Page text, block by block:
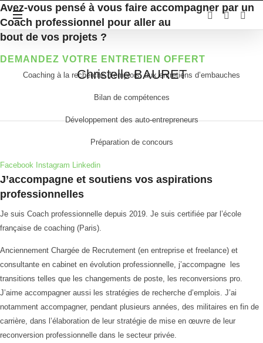
Christelle
Christelle BAURET
Avez-vous pensé à vous faire accompagner par un
Coach professionnel pour aller au
bout de vos projets ?
DEMANDEZ VOTRE ENTRETIEN OFFERT
Coaching à la recherche d’emplois, aux entretiens d’embauches
Bilan de compétences
Développement des auto-entrepreneurs
Préparation de concours
Facebook Instagram Linkedin
J’accompagne et soutiens vos aspirations
professionnelles
Je suis Coach professionnelle depuis 2019. Je suis certifiée par l’école
française de coaching (Paris).
Anciennement Chargée de Recrutement (en entreprise et freelance) et
consultante en cabinet en évolution professionnelle, j’accompagne les
transitions telles que les changements de poste, les reconversions pro.
J’aime accompagner aussi les stratégies de recherche d’emplois. J’ai
notamment accompagner, pendant plusieurs années, des militaires en fin de
carrière, dans l’élaboration de leur stratégie de mise en œuvre de leur
reconversion professionnelle dans le secteur privée.